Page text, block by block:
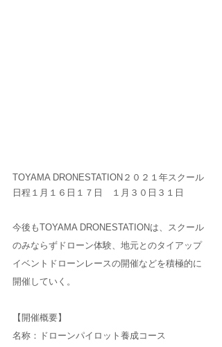
TOYAMA DRONESTATION２０２１年スクール
日程１月１６日１７日　１月３０日３１日
今後もTOYAMA DRONESTATIONは、スクール
のみならずドローン体験、地元とのタイアップ
イベントドローンレースの開催などを積極的に
開催していく。
【開催概要】
名称：ドローンパイロット養成コース